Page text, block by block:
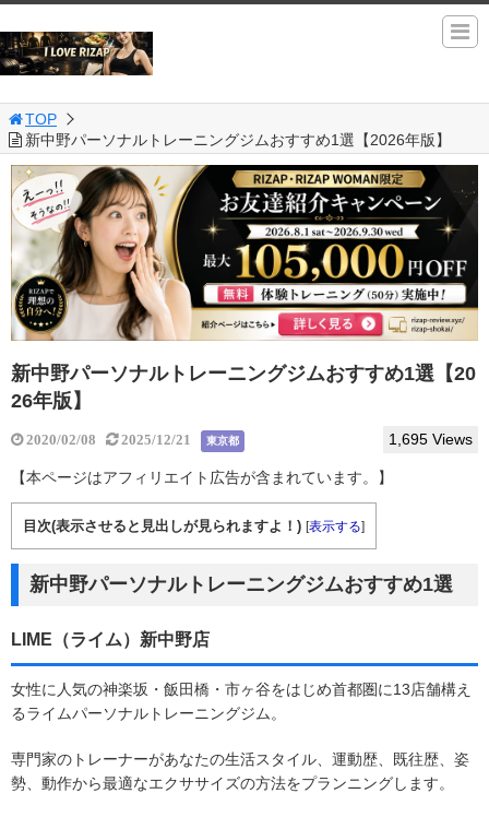
TOP
新中野パーソナルトレーニングジムおすすめ1選【2026年版】
新中野パーソナルトレーニングジムおすすめ1選【20
26年版】
2020/02/08 2025/12/21 東京都 1,695 Views
【本ページはアフィリエイト広告が含まれています。】
目次(表示させると見出しが見られますよ！) [表示する]
新中野パーソナルトレーニングジムおすすめ1選
LIME（ライム）新中野店
女性に人気の神楽坂・飯田橋・市ヶ谷をはじめ首都圏に13店舗構え
るライムパーソナルトレーニングジム。
専門家のトレーナーがあなたの生活スタイル、運動歴、既往歴、姿
勢、動作から最適なエクササイズの方法をプランニングします。